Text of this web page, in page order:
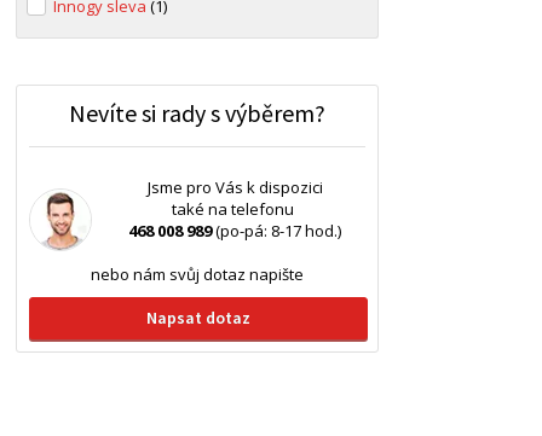
Innogy sleva(1)
Nevíte si rady s výběrem?
Jsme pro Vás k dispozici
také na telefonu
468 008 989(po-pá: 8-17 hod.)
nebo nám svůj dotaz napište
Napsat dotaz